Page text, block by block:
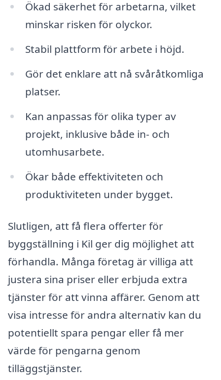
Ökad säkerhet för arbetarna, vilket
minskar risken för olyckor.
Stabil plattform för arbete i höjd.
Gör det enklare att nå svåråtkomliga
platser.
Kan anpassas för olika typer av
projekt, inklusive både in- och
utomhusarbete.
Ökar både effektiviteten och
produktiviteten under bygget.
Slutligen, att få flera offerter för
byggställning i Kil ger dig möjlighet att
förhandla. Många företag är villiga att
justera sina priser eller erbjuda extra
tjänster för att vinna affärer. Genom att
visa intresse för andra alternativ kan du
potentiellt spara pengar eller få mer
värde för pengarna genom
tilläggstjänster.